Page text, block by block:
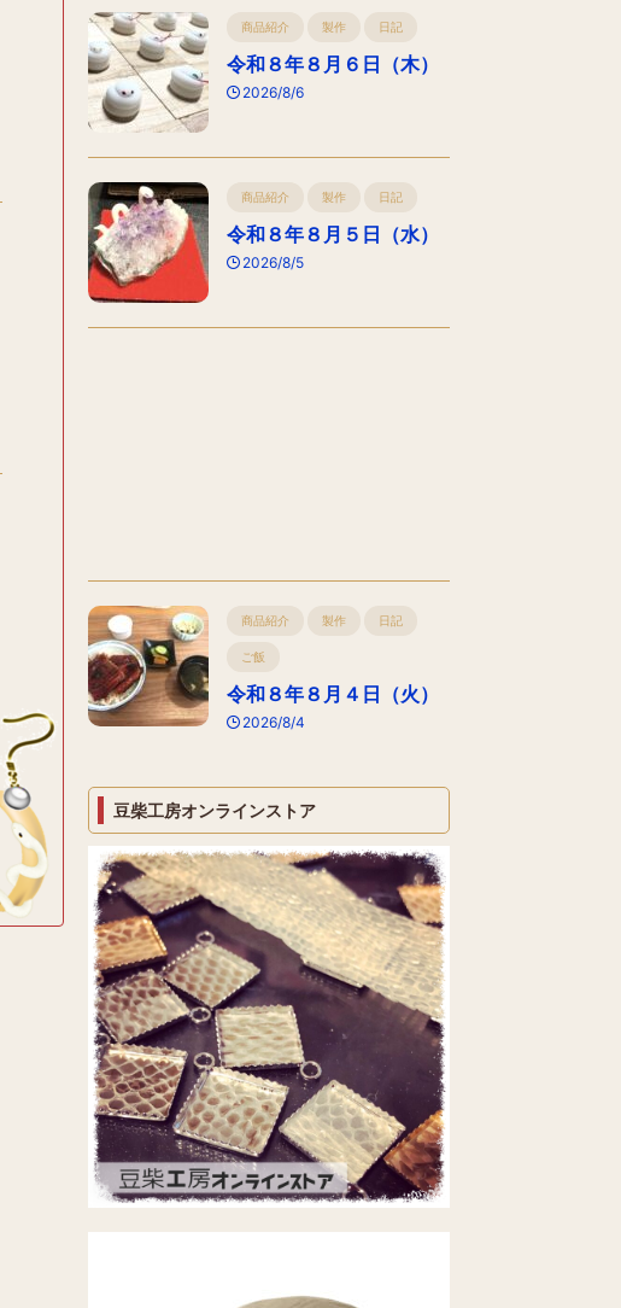
商品紹介 製作 日記
令和８年８月６日（木）
2026/8/6
商品紹介 製作 日記
令和８年８月５日（水）
2026/8/5
商品紹介 製作 日記
ご飯
令和８年８月４日（火）
2026/8/4
豆柴工房オンラインストア